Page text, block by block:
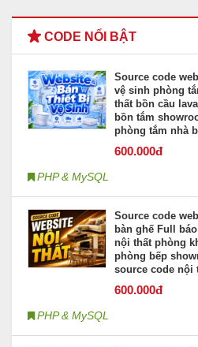
CODE NỔI BẬT
Source code
vệ sinh phòng
thất bồn cầu
bồn tắm
phòng tắm nhà
600.000đ
PHP & MySQL
Source code
bàn ghế Full
nội thất phòng
phòng bếp
source code nội
600.000đ
PHP & MySQL